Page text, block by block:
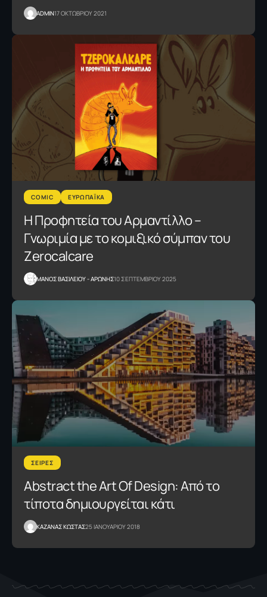
ADMIN17 ΟΚΤΩΒΡΙΟΥ 2021
COMIC ΕΥΡΩΠΑΪΚΑ
Η Προφητεία του Αρμαντίλλο –
Γνωριμία με το κομιξικό σύμπαν του
Zerocalcare
ΜΑΝΟΣ ΒΑΣΙΛΕΙΟΥ - ΑΡΩΝΗΣ10 ΣΕΠΤΕΜΒΡΙΟΥ 2025
ΣΕΙΡΕΣ
Abstract the Art Of Design: Από το
τίποτα δημιουργείται κάτι
ΚΑΖΑΝΑΣ KΩΣΤΑΣ25 ΙΑΝΟΥΑΡΙΟΥ 2018